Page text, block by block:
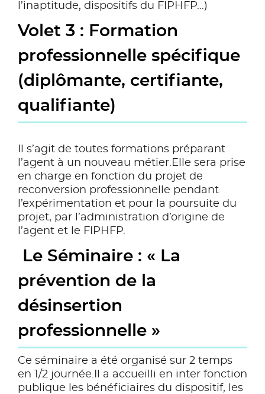
l’inaptitude, dispositifs du FIPHFP…)
Volet 3 : Formation
professionnelle spécifique
(diplômante, certifiante,
qualifiante)
Il s’agit de toutes formations préparant
l’agent à un nouveau métier.Elle sera prise
en charge en fonction du projet de
reconversion professionnelle pendant
l’expérimentation et pour la poursuite du
projet, par l’administration d’origine de
l’agent et le FIPHFP.
Le Séminaire : « La
prévention de la
désinsertion
professionnelle »
Ce séminaire a été organisé sur 2 temps
en 1/2 journée.Il a accueilli en inter fonction
publique les bénéficiaires du dispositif, les